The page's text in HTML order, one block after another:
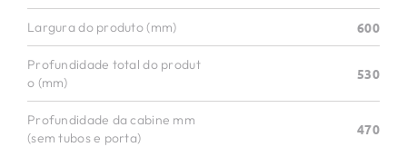
Largura do produto (mm) 600
Profundidade total do produt
o (mm)
530
Profundidade da cabine mm
(sem tubos e porta)
470